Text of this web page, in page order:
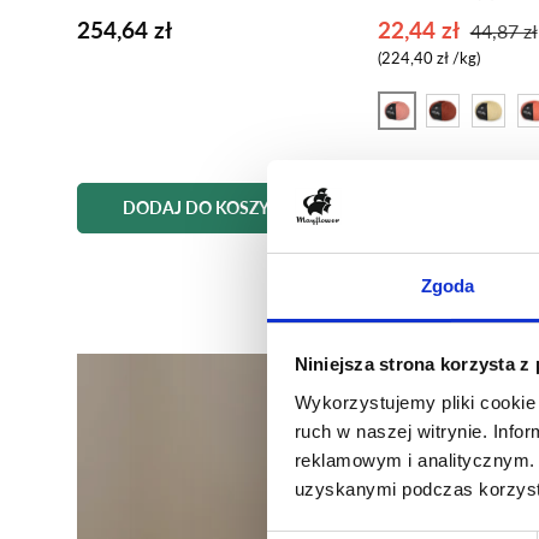
Zgoda
Niniejsza strona korzysta z
Wykorzystujemy pliki
ruch w naszej witrynie.
reklamowym i
uzyskanymi podczas
254,64 zł
DODAJ DO KOSZYKA
22,44 zł 44,87 zł
Cena za sztukę
224,40 zł /kg
1 Ler